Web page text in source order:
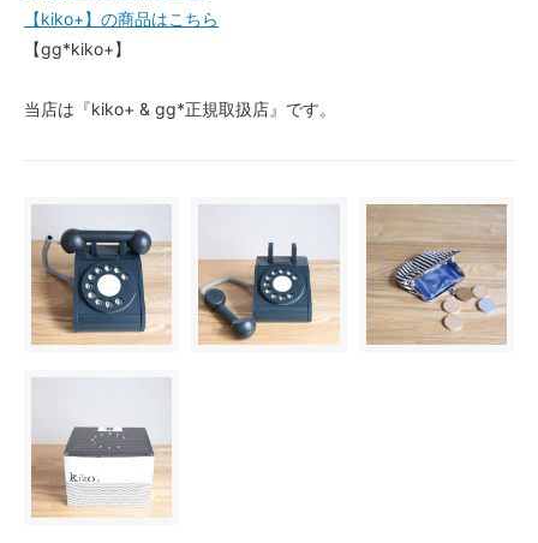
【kiko+】の商品はこちら
【gg*kiko+】
当店は『kiko+ & gg*正規取扱店』です。